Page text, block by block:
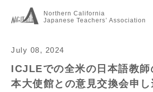
Northern California
Japanese Teachers’ Association
July 08, 2024
ICJLEでの全米の日本語教師
本大使館との意見交換会申し